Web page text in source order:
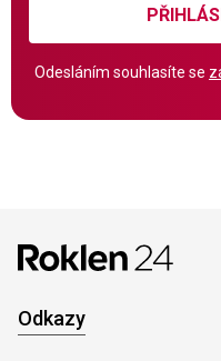
Odesláním souhlasíte se
Odkazy